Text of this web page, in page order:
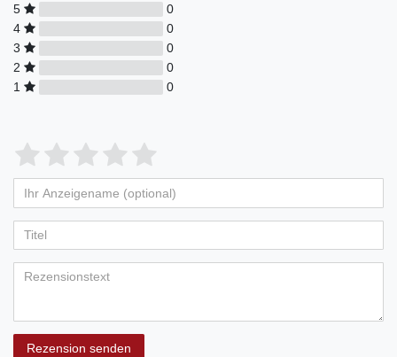
5
0
4
0
3
0
2
0
1
0
Bewertungssterne
von
5
Bewertungssternen
4
von
5
Bewertungssternen
3
von
5
Bewertungssternen
2
von
5
Bewertungssternen
1
von
5
Bewertungssternen
Anzeigename
(optional)
Rezension senden